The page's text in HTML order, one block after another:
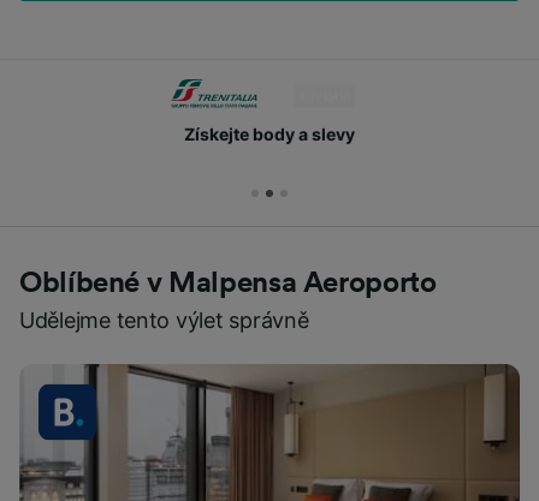
Získejte body a slevy
Oblíbené v Malpensa Aeroporto
Udělejme tento výlet správně